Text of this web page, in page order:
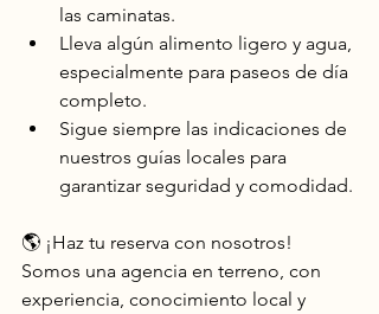
las caminatas.
Lleva algún alimento ligero y agua,
especialmente para paseos de día
completo.
Sigue siempre las indicaciones de
nuestros guías locales para
garantizar seguridad y comodidad.
🌎 ¡Haz tu reserva con nosotros!
Somos una agencia en terreno, con
experiencia, conocimiento local y